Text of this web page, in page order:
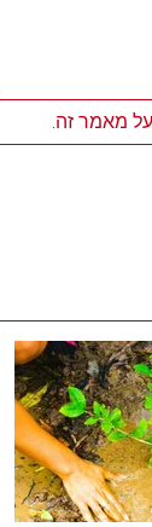
מאמר זה.